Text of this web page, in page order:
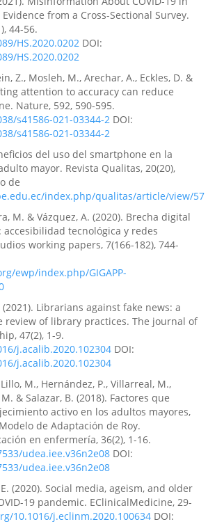
from a Cross-Sectional Survey.
44-56.
HS.2020.0202 DOI:
HS.2020.0202
Z., Mosleh, M., Arechar, A., Eckles, D. &
attention to accuracy can reduce
Nature, 592, 590-595.
s41586-021-03344-2 DOI:
s41586-021-03344-2
del uso del smartphone en la
mayor. Revista Qualitas, 20(20),
de
index.php/qualitas/article/view/57
M. & Vázquez, A. (2020). Brecha digital
tecnológica y redes
working papers, 7(166-182), 744-
ewp/index.php/GIGAPP-
(2021). Librarians against fake news: a
review of library practices. The journal of
47(2), 1-9.
j.acalib.2020.102304 DOI:
j.acalib.2020.102304
M., Hernández, P., Villarreal, M.,
& Salazar, B. (2018). Factores que
activo en los adultos mayores,
de Adaptación de Roy.
en enfermería, 36(2), 1-16.
udea.iee.v36n2e08 DOI:
udea.iee.v36n2e08
(2020). Social media, ageism, and older
19 pandemic. EClinicalMedicine, 29-
10.1016/j.eclinm.2020.100634 DOI: